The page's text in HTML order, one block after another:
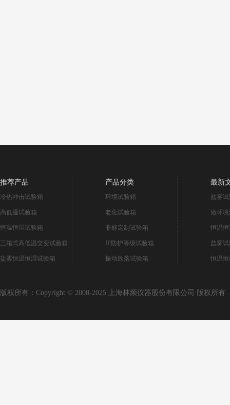
推荐产品
冷热冲击试验箱
高低温试验箱
恒温恒湿试验箱
三箱式高低温交变试验箱
盐雾恒温恒湿试验箱
产品分类
环境试验箱
老化试验箱
非标定制试验箱
IP防护等级试验箱
振动跌落试验箱
最新
盐雾
做环
恒温
盐雾
恒温
版权所有：Copyright © 2008-2025 上海林频仪器股份有限公司 版权所有